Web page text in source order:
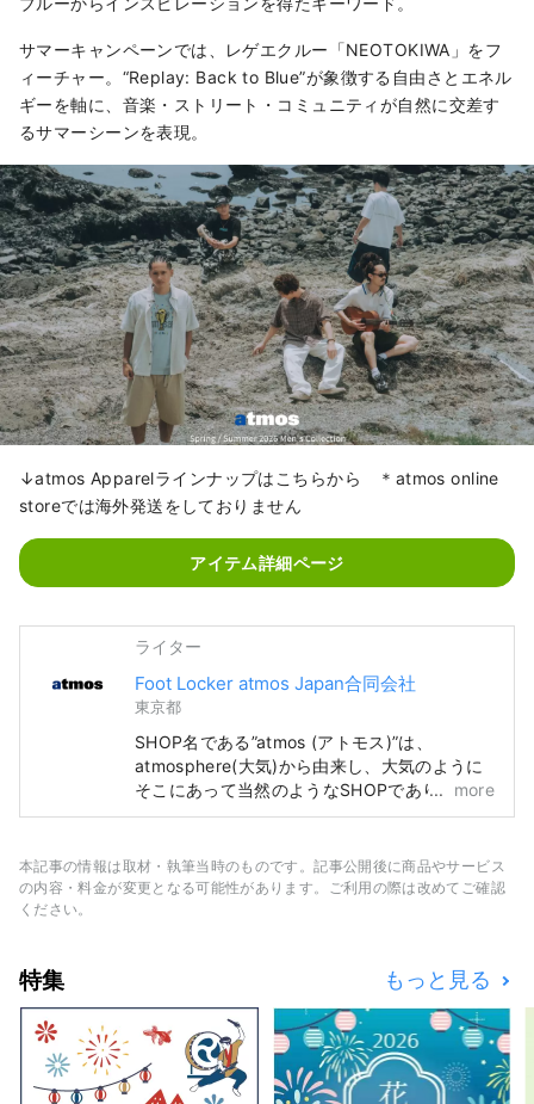
サマーキャンペーンでは、レゲエクルー「NEOTOKIWA」をフ
ィーチャー。“Replay: Back to Blue”が象徴する自由さとエネル
ギーを軸に、音楽・ストリート・コミュニティが自然に交差す
るサマーシーンを表現。
↓atmos Apparelラインナップはこちらから ＊atmos online
storeでは海外発送をしておりません
アイテム詳細ページ
ライター
Foot Locker atmos Japan合同会社
東京都
SHOP名である”atmos (アトモス)”は、
atmosphere(大気)から由来し、大気のように
そこにあって当然のようなSHOPでありた
い。“atmos”は、2000年、東京・原宿にヘッ
スニーカーをテーマに、店内はスニーカーウォ
ールを設置。ナショナルブランドとのコラボレ
more
本記事の情報は取材・執筆当時のものです。記事公開後に商品やサービス
の内容・料金が変更となる可能性があります。ご利用の際は改めてご確認
ください。
特集 もっと見る